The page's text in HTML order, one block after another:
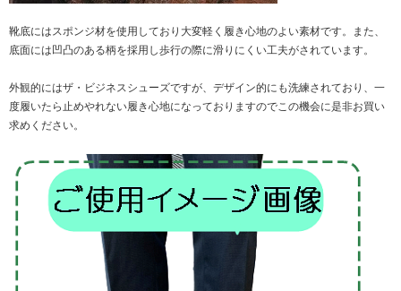
靴底にはスポンジ材を使用しており大変軽く履き心地のよい素材です。また、
底面には凹凸のある柄を採用し歩行の際に滑りにくい工夫がされています。
外観的にはザ・ビジネスシューズですが、デザイン的にも洗練されており、一
度履いたら止めやれない履き心地になっておりますのでこの機会に是非お買い
求めください。